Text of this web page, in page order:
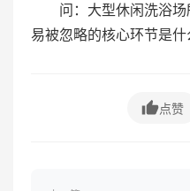
问：大型休闲洗浴
易被忽略的核心环节是什
点赞